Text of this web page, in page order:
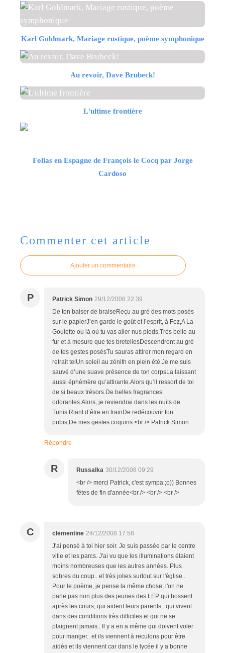
Karl Goldmark, Mariage rustique, poème symphonique
Au revoir, Dave Brubeck!
L'ultime frontière
Folias en Espagne de François le Cocq par Jorge
Cardoso
Commenter cet article
Ajouter un commentaire
P Patrick Simon 29/12/2008 22:39
De ton baiser de braiseReçu au gré des mots posés
sur le papierJ’en garde le goût et l’esprit, à Fez,A La
Goulette ou là où tu vas aller nus pieds.Très belle au
fur et à mesure que tes bretellesDescendront au gré
de tes gestes posésTu sauras attirer mon regard en
retrait telUn soleil au zénith en plein été.Je me suis
sauvé d’une suave présence de ton corpsLa laissant
aussi éphémère qu’attirante.Alors qu’il ressort de toi
de si beaux trésors.De belles fragrances
odorantes.Alors, je reviendrai dans les nuits de
Tunis.Riant d’être en trainDe redécouvrir ton
pubis,De mes gestes coquins.<br /> Patrick Simon
Répondre
R Russalka 30/12/2008 09:29
<br /> merci Patrick, c'est sympa ;o)) Bonnes
fêtes de fin d'année<br /> <br /> <br />
C clementine 24/12/2008 17:58
J'ai pensé à toi hier soir. Je suis passée par le centre
ville et les parcs. J'ai vu que les illuminations étaient
moins nombreuses que les autres années. Plus
sobres du coup.. et très jolies surtout sur l'église..
Pour le poème, je pense la même chose; l'on ne
parle pas non plus des jeunes des LEP qui bossent
après les cours, qui aident leurs parents.. qui vivent
dans des conditions très difficiles et qui ne se
plaignent jamais.. Il y a en a même qui doivent voler
pour manger.. et ils viennent à reculons pour être
aidés et ils viennent car dans le lycée il y a bonne